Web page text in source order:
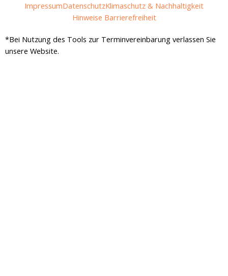
k
-
g
a
m
ImpressumDatenschutzKlimaschutz & Nachhaltigkeit
Hinweise Barrierefreiheit
*Bei Nutzung des Tools zur Terminvereinbarung verlassen Sie
unsere Website.